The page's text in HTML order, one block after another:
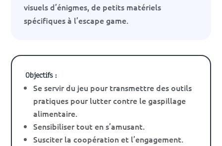
visuels d’énigmes, de petits matériels
spécifiques à l’escape game.
Objectifs :
Se servir du jeu pour transmettre des outils
pratiques pour lutter contre le gaspillage
alimentaire.
Sensibiliser tout en s’amusant.
Susciter la coopération et l’engagement.